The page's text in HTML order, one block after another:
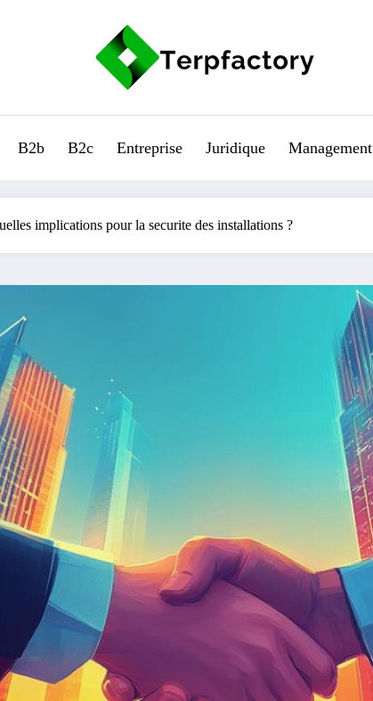
B2b B2c Entreprise Juridique Management
implications pour la securite des installations ?